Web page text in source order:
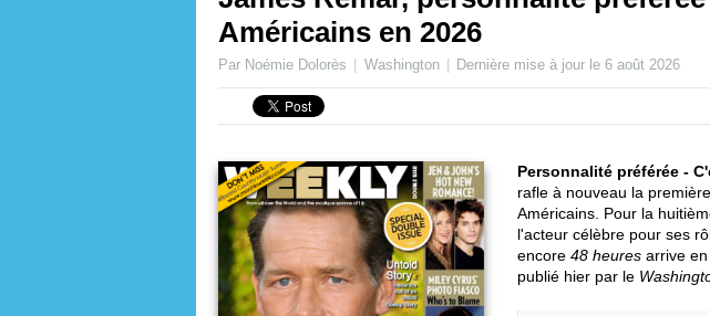
Américains en 2026
Par Noémie Dolorès Washington Dernière mise à jour le6 août 2026
Personnalité préférée -
rafle à nouveau la
Américains. Pour la
l'acteur célèbre pour ses
encore 48 heures arrive
publié hier par le